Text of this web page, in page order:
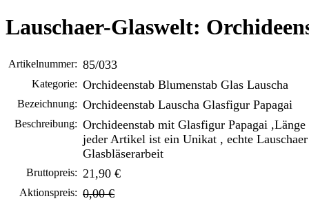
Lauschaer-Glaswelt:
Artikelnummer: 85/033
Kategorie: Orchideenstab Blumenstab Glas Lauscha
Bezeichnung: Orchideenstab Lauscha Glasfigur Papagai
Beschreibung: Orchideenstab mit Glasfigur Papagai
jeder Artikel ist ein Unikat , echte Lauschaer
Glasbläserarbeit
Bruttopreis: 21,90 €
Aktionspreis: 0,00 €